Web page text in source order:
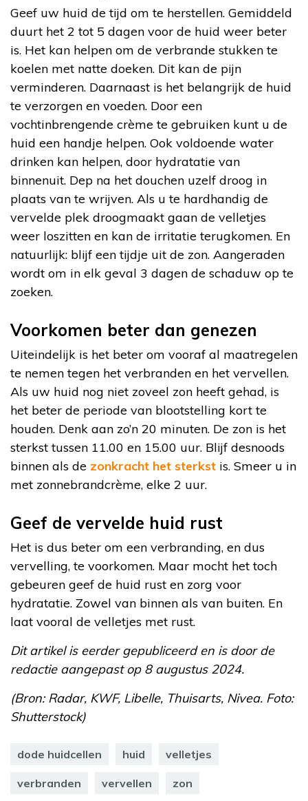
Geef uw huid de tijd om te herstellen. Gemiddeld
duurt het 2 tot 5 dagen voor de huid weer beter
is. Het kan helpen om de verbrande stukken te
koelen met natte doeken. Dit kan de pijn
verminderen. Daarnaast is het belangrijk de huid
te verzorgen en voeden. Door een
vochtinbrengende crème te gebruiken kunt u de
huid een handje helpen. Ook voldoende water
drinken kan helpen, door hydratatie van
binnenuit. Dep na het douchen uzelf droog in
plaats van te wrijven. Als u te hardhandig de
vervelde plek droogmaakt gaan de velletjes
weer loszitten en kan de irritatie terugkomen. En
natuurlijk: blijf een tijdje uit de zon. Aangeraden
wordt om in elk geval 3 dagen de schaduw op te
zoeken.
Voorkomen beter dan genezen
Uiteindelijk is het beter om vooraf al maatregelen
te nemen tegen het verbranden en het vervellen.
Als uw huid nog niet zoveel zon heeft gehad, is
het beter de periode van blootstelling kort te
houden. Denk aan zo’n 20 minuten. De zon is het
sterkst tussen 11.00 en 15.00 uur. Blijf desnoods
binnen als de zonkracht het sterkst is. Smeer u in
met zonnebrandcrème, elke 2 uur.
Geef de vervelde huid rust
Het is dus beter om een verbranding, en dus
vervelling, te voorkomen. Maar mocht het toch
gebeuren geef de huid rust en zorg voor
hydratatie. Zowel van binnen als van buiten. En
laat vooral de velletjes met rust.
Dit artikel is eerder gepubliceerd en is door de
redactie aangepast op 8 augustus 2024.
(Bron: Radar, KWF, Libelle, Thuisarts, Nivea. Foto:
Shutterstock)
dode huidcellen huid velletjes
verbranden vervellen zon